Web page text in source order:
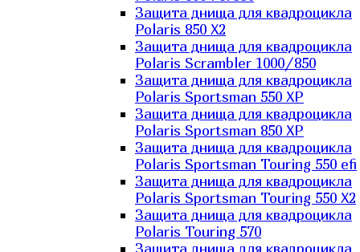
Защита днища для квадроцикла
Polaris 850 X2
Защита днища для квадроцикла
Polaris Scrambler 1000/850
Защита днища для квадроцикла
Polaris Sportsman 550 XP
Защита днища для квадроцикла
Polaris Sportsman 850 XP
Защита днища для квадроцикла
Polaris Sportsman Touring 550 efi
Защита днища для квадроцикла
Polaris Sportsman Touring 550 X2
Защита днища для квадроцикла
Polaris Touring 570
Защита днища для квадроцикла